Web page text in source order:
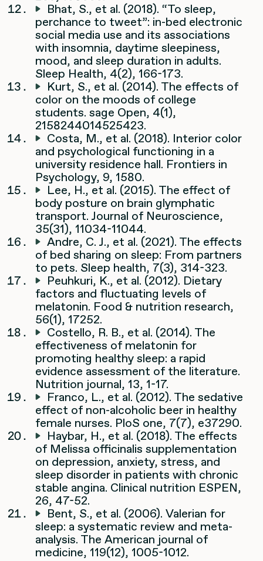
Bhat, S., et al. (2018). “To sleep,
perchance to tweet”: in-bed electronic
social media use and its associations
with insomnia, daytime sleepiness,
mood, and sleep duration in adults.
Sleep Health, 4(2), 166-173.
Kurt, S., et al. (2014). The effects of
color on the moods of college
students. sage Open, 4(1),
2158244014525423.
Costa, M., et al. (2018). Interior color
and psychological functioning in a
university residence hall. Frontiers in
Psychology, 9, 1580.
Lee, H., et al. (2015). The effect of
body posture on brain glymphatic
transport. Journal of Neuroscience,
35(31), 11034-11044.
Andre, C. J., et al. (2021). The effects
of bed sharing on sleep: From partners
to pets. Sleep health, 7(3), 314-323.
Peuhkuri, K., et al. (2012). Dietary
factors and fluctuating levels of
melatonin. Food & nutrition research,
56(1), 17252.
Costello, R. B., et al. (2014). The
effectiveness of melatonin for
promoting healthy sleep: a rapid
evidence assessment of the literature.
Nutrition journal, 13, 1-17.
Franco, L., et al. (2012). The sedative
effect of non-alcoholic beer in healthy
female nurses. PloS one, 7(7), e37290.
Haybar, H., et al. (2018). The effects
of Melissa officinalis supplementation
on depression, anxiety, stress, and
sleep disorder in patients with chronic
stable angina. Clinical nutrition ESPEN,
26, 47-52.
Bent, S., et al. (2006). Valerian for
sleep: a systematic review and meta-
analysis. The American journal of
medicine, 119(12), 1005-1012.